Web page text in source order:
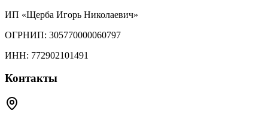
ИП «Щерба Игорь Николаевич»
ОГРНИП: 305770000060797
ИНН: 772902101491
Контакты